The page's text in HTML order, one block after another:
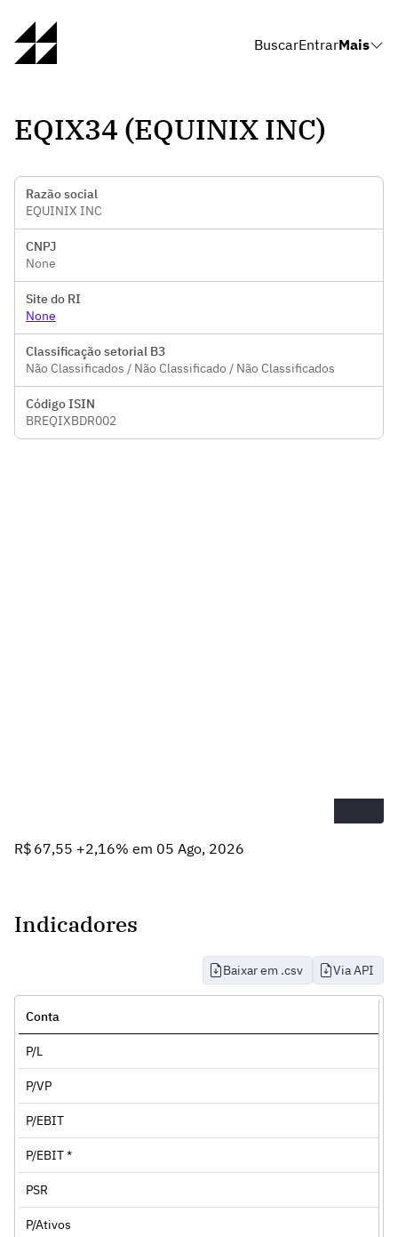
BuscarEntrarMais
EQIX34 (EQUINIX INC)
Razão social
EQUINIX INC
CNPJ
None
Site do RI
None
Classificação setorial B3
Não Classificados / Não Classificado / Não Classificados
Código ISIN
BREQIXBDR002
R$ 67,55 +2,16% em 05 Ago, 2026
Indicadores
Baixar em .csv Via API
Conta
P/L
P/VP
P/EBIT
P/EBIT *
PSR
P/Ativos